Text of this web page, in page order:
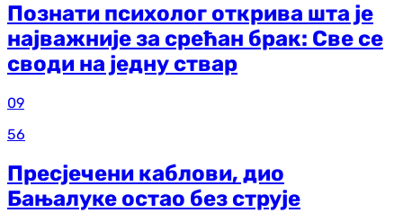
Познати психолог открива шта је
најважније за срећан брак: Све се
своди на једну ствар
09
56
Пресјечени каблови, дио
Бањалуке остао без струје